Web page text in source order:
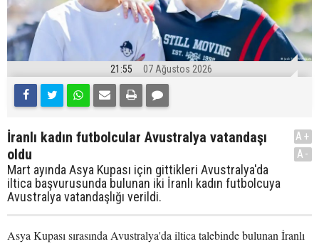
21:55 07 Ağustos 2026
İranlı kadın futbolcular Avustralya vatandaşı
oldu
Mart ayında Asya Kupası için gittikleri Avustralya'da
iltica başvurusunda bulunan iki İranlı kadın futbolcuya
Avustralya vatandaşlığı verildi.
A+
A-
Asya Kupası sırasında Avustralya'da iltica talebinde bulunan İranlı